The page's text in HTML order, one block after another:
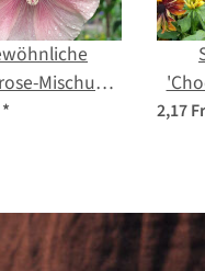
Mischung
rosea) Bio
* 2,17